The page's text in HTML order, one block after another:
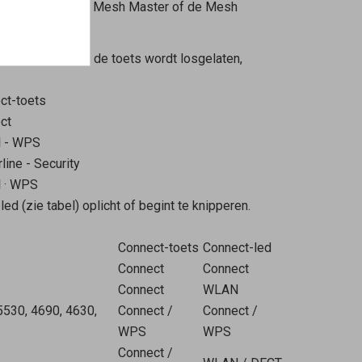
toets van de Mesh Masterof de Mesh
los. Zodra de toets wordt losgelaten,
toets
- WPS
- Security
· WPS
(zie tabel) oplicht of begint te knipperen.
Connect-toets Connect-led
Connect
Connect
Connect
WLAN
4690, 4630,
Connect /
WPS
Connect /
WPS
Connect /